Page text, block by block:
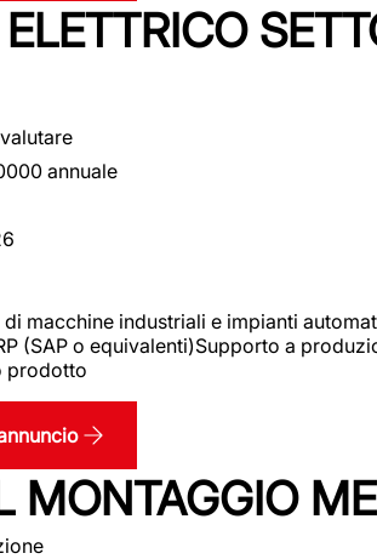
annuale
macchine industriali e impianti
(SAP o equivalenti)Supporto a
prodotto
MONTAGGIO